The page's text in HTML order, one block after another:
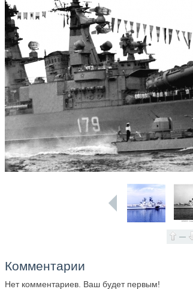
—
Комментарии
Нет комментариев. Ваш будет первым!